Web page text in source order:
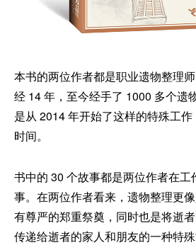
本书的两位作者都是职业遗物整理
经 14 年，至今经手了 1000 多个遗
是从 2014 年开始了这样的特殊工
时间。
书中的 30 个故事都是两位作者在工
事。在两位作者看来，遗物整理更
有尊严的郑重祭奠，同时也是将逝
传递给逝者的家人和朋友的一种特殊